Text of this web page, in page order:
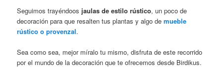
Seguimos trayéndoos jaulas de estilo rústico, un poco de
decoración para que resalten tus plantas y algo demueble
rústico o provenzal.
Sea como sea, mejor míralo tu mismo, disfruta de este recorrido
por el mundo de la decoración que te ofrecemos desde Birdikus.